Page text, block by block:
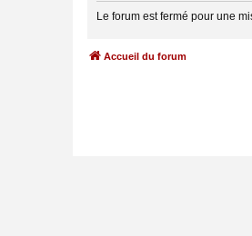
Le forum est fermé pour une
Accueil du forum